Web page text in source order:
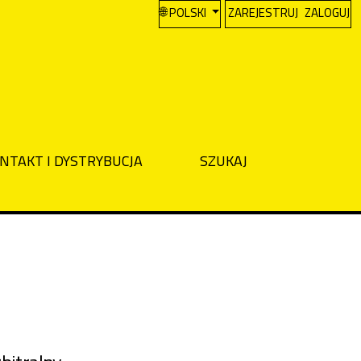
CHANGE THE LANGUAGE. THE
POLSKI ZAREJESTRUJ ZALOGUJ
I DYSTRYBUCJA
SZUKAJ